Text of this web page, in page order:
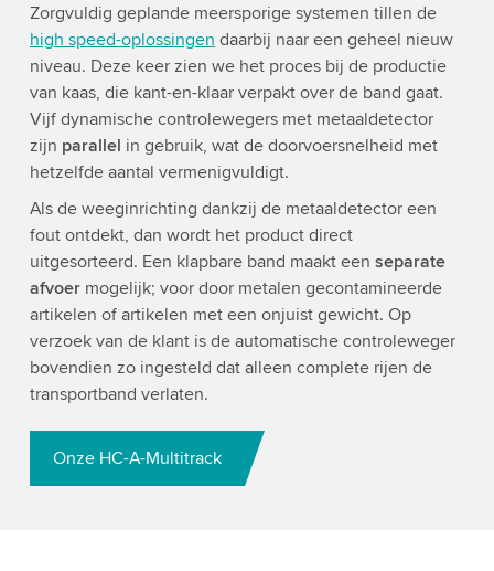
Zorgvuldig geplande meersporige systemen tillen de
high speed-oplossingen daarbij naar een geheel nieuw
niveau. Deze keer zien we het proces bij de productie
van kaas, die kant-en-klaar verpakt over de band gaat.
Vijf dynamische controlewegers met metaaldetector
zijn parallel in gebruik, wat de doorvoersnelheid met
hetzelfde aantal vermenigvuldigt.
Als de weeginrichting dankzij de metaaldetector een
fout ontdekt, dan wordt het product direct
uitgesorteerd. Een klapbare band maakt een separate
afvoermogelijk; voor door metalen gecontamineerde
artikelen of artikelen met een onjuist gewicht. Op
verzoek van de klant is de automatische controleweger
bovendien zo ingesteld dat alleen complete rijen de
transportband verlaten.
Onze HC-A-Multitrack